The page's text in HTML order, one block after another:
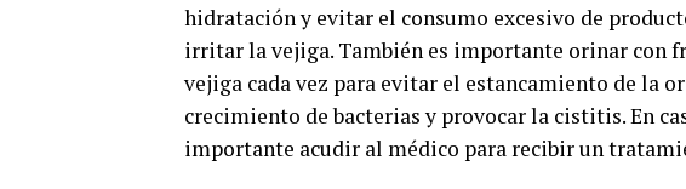
hidratación y evitar el consumo excesivo de
irritar la vejiga. También es importante orinar con
vejiga cada vez para evitar el estancamiento de la
crecimiento de bacterias y provocar la cistitis. En
importante acudir al médico para recibir un